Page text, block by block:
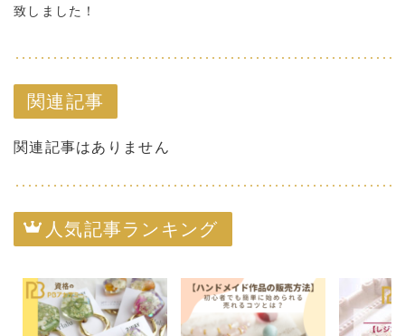
致しました！
関連記事
関連記事はありません
人気記事ランキング